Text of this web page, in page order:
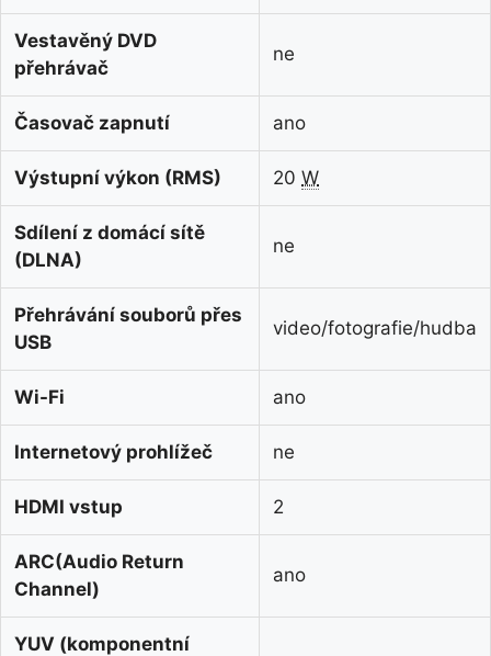
Vestavěný DVD
přehrávač
ne
Časovač zapnutí ano
Výstupní výkon (RMS) 20 W
Sdílení z domácí sítě
(DLNA)
ne
Přehrávání souborů přes
USB
video/fotografie/hudba
Wi-Fi ano
Internetový prohlížeč ne
HDMI vstup 2
ARC(Audio Return
Channel)
ano
YUV (komponentní